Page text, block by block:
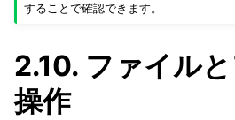
することで確認できます。
2.10. ファイル
操作